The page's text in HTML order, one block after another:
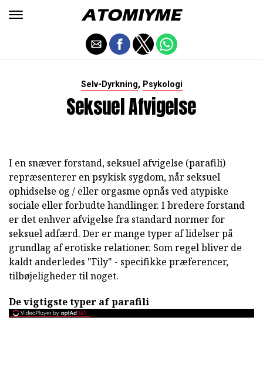
Selv-Dyrkning, Psykologi
Seksuel Afvigelse
I en snæver forstand, seksuel afvigelse (parafili)
repræsenterer en psykisk sygdom, når seksuel
ophidselse og / eller orgasme opnås ved atypiske
sociale eller forbudte handlinger. I bredere forstand
er det enhver afvigelse fra standard normer for
seksuel adfærd. Der er mange typer af lidelser på
grundlag af erotiske relationer. Som regel bliver de
kaldt anderledes "Fily" - specifikke præferencer,
tilbøjeligheder til noget.
De vigtigste typer af parafili